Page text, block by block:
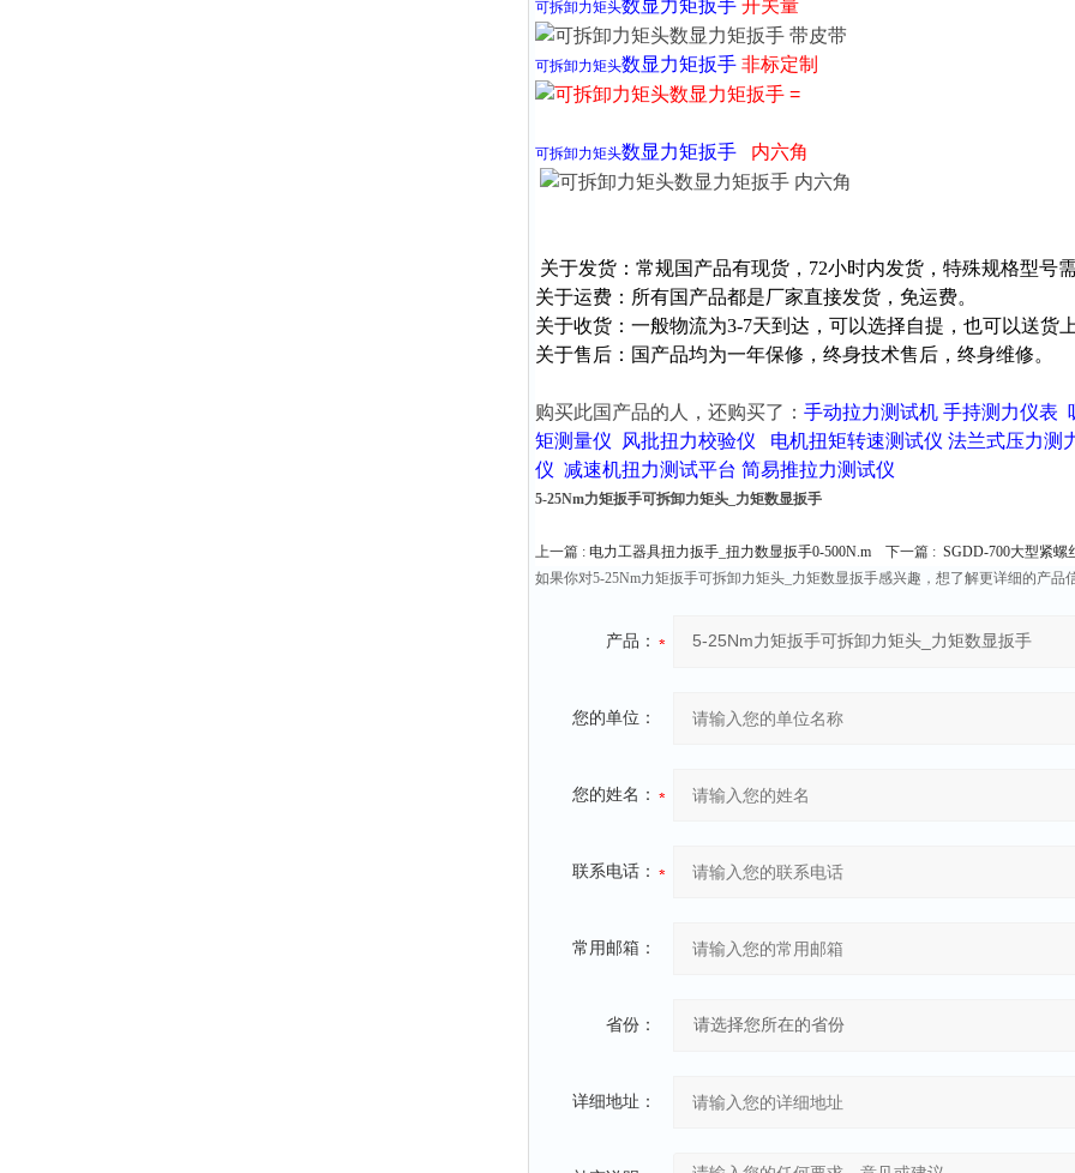
可拆卸力矩头数显力矩扳手 开关量
可拆卸力矩头数显力矩扳手 非标定制
可拆卸力矩头数显力矩扳手 内六角
关于发货：常规国产品有现货，72小时内发货，特殊规格型号
关于运费：所有国产品都是厂家直接发货，免运费。
关于收货：一般物流为3-7天到达，可以选择自提，也可以送货
关于售后：国产品均为一年保修，终身技术售后，终身维修。
购买此国产品的人，还购买了： 手动拉力测试机 手持测力仪表
矩测量仪
风批扭力校验仪 电机扭矩转速测试仪 法兰式压力测
仪 减速机扭力测试平台 简易推拉力测试仪
5-25Nm力矩扳手可拆卸力矩头_力矩数显扳手
上一篇 : 电力工器具扭力扳手_扭力数显扳手0-500N.m 下一篇 : SGDD-700大型紧螺
如果你对5-25Nm力矩扳手可拆卸力矩头_力矩数显扳手感兴趣，想了解更详细的产品
产品：
您的单位：
您的姓名：
联系电话：
常用邮箱：
省份：
详细地址：